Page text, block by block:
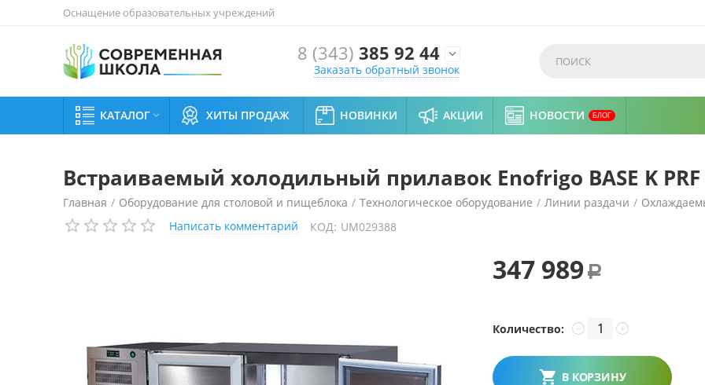
Оснащение образовательных учреждений
8 (343) 385 92 44 
Заказать обратный звонок
КАТАЛОГ  ХИТЫ ПРОДАЖ НОВИНКИ АКЦИИ НОВОСТИ БЛОГ
Встраиваемый холодильный прилавок Enofrigo BASE K PRF
Главная / Оборудование для столовой и пищеблока / Технологическое оборудование / Линии раздачи /
Встраиваемый холодильный прилавок Enofrigo BASE K PRF 1400
Написать комментарий КОД: UM029388
347 989 Р
Количество: +
−
В КОРЗИНУ